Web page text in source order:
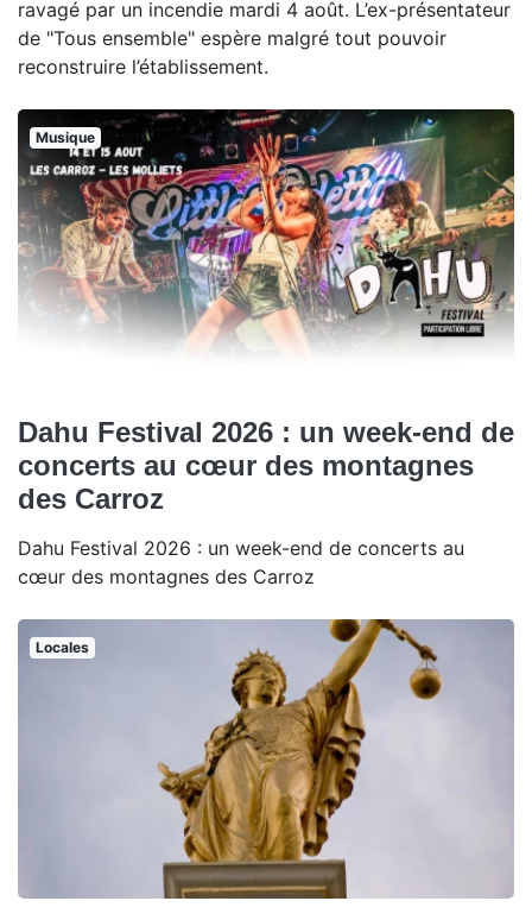
ravagé par un incendie mardi 4 août. L’ex-présentateur
de "Tous ensemble" espère malgré tout pouvoir
reconstruire l’établissement.
Musique
Dahu Festival 2026 : un week-end de
concerts au cœur des montagnes
des Carroz
Dahu Festival 2026 : un week-end de concerts au
cœur des montagnes des Carroz
Locales